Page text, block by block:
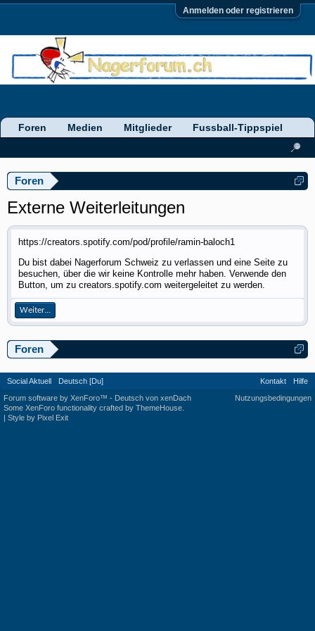
Anmelden oder registrieren
Foren
Externe Weiterleitungen
https://creators.spotify.com/pod/profile/ramin-baloch1
Du bist dabei Nagerforum Schweiz zu verlassen und eine Seite zu
besuchen, über die wir keine Kontrolle mehr haben. Verwende den
Button, um zu creators.spotify.com weitergeleitet zu werden.
Weiter...
Foren
Foren Medien Mitglieder Fussball-Tippspiel
Social Aktuell Deutsch [Du] Kontakt
Hilfe
Nutzungsbedingungen
Forum software by XenForo™ - Deutsch von xenDach
Some XenForo functionality crafted by ThemeHouse
| Style by Pixel Exit